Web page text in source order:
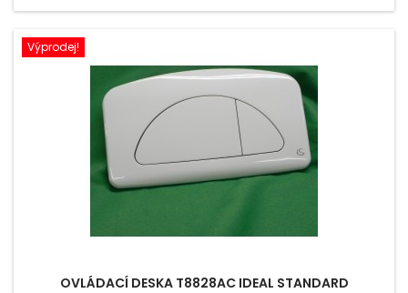
Výprodej!
OVLÁDACÍ DESKA T8828AC IDEAL STANDARD